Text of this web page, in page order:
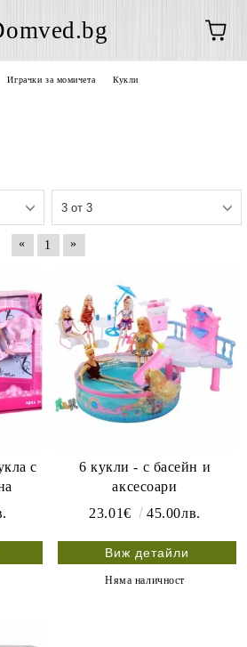
Играчки за момичета Кукли
« 1 »
с
6 кукли - с басейн и
аксесоари
23.01€
45.00лв.
Виж детайли
Няма наличност